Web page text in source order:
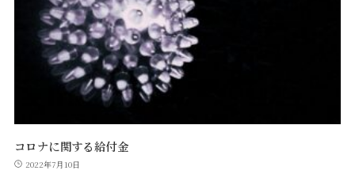
コロナに関する給付金
2022年7月10日